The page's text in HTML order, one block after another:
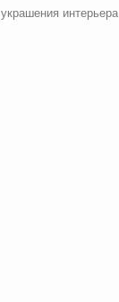
интерьера